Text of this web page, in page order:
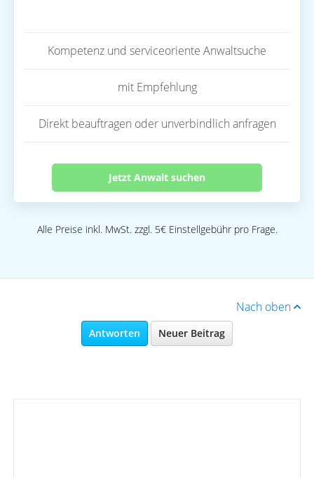
Kompetenz und serviceoriente Anwaltsuche
mit Empfehlung
Direkt beauftragen oder unverbindlich anfragen
Jetzt Anwalt suchen
Alle Preise inkl. MwSt. zzgl. 5€ Einstellgebühr pro Frage.
Nach oben
Antworten Neuer Beitrag